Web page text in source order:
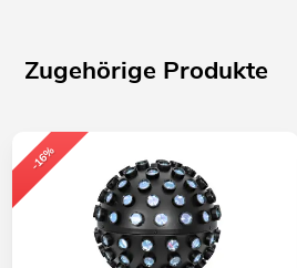
Zugehörige Produkte
-16%